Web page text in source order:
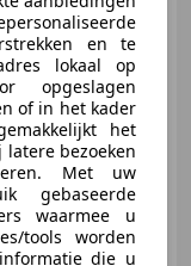
Spectre/
/ Pinstripe /
NL
431 kW (586 PK)
en te
lokaal op
opgeslagen
of in het kader
het
bezoeken
Met uw
gebaseerde
waarmee u
tools worden
die u